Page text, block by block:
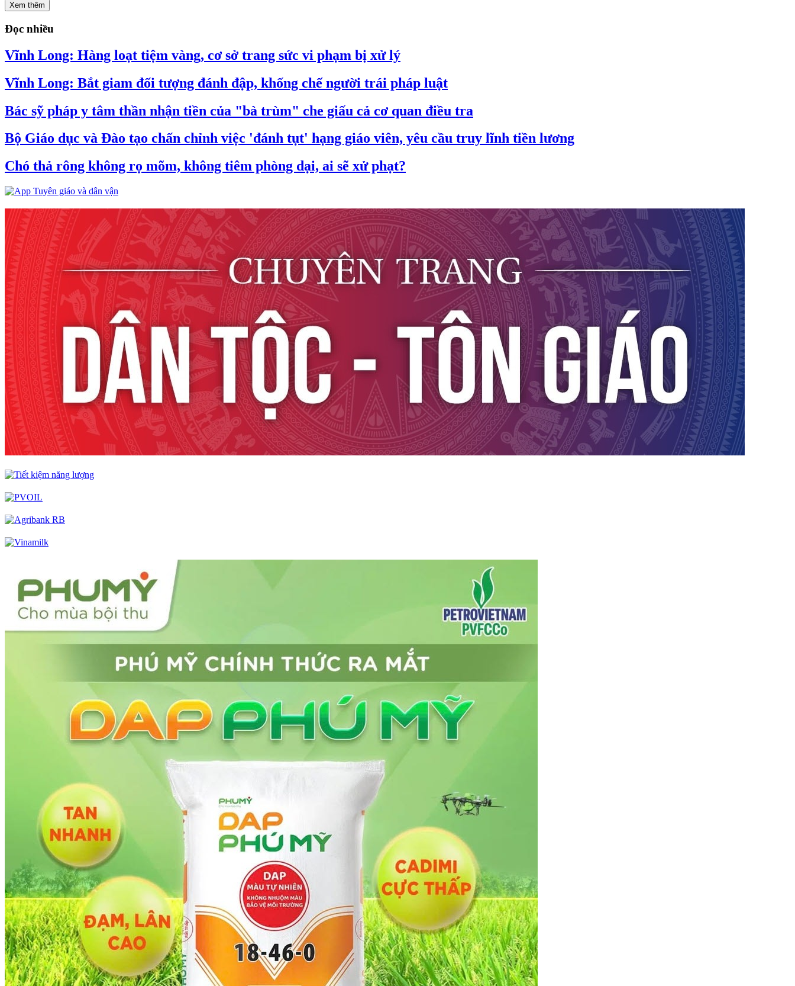
Xem thêm
Đọc nhiều
Vĩnh Long: Hàng loạt tiệm vàng, cơ sở trang sức vi phạm bị xử lý
Vĩnh Long: Bắt giam đối tượng đánh đập, khống chế người trái pháp luật
Bác sỹ pháp y tâm thần nhận tiền của "bà trùm" che giấu cả cơ quan điều tra
Bộ Giáo dục và Đào tạo chấn chỉnh việc 'đánh tụt' hạng giáo viên, yêu cầu truy lĩnh tiền lương
Chó thả rông không rọ mõm, không tiêm phòng dại, ai sẽ xử phạt?